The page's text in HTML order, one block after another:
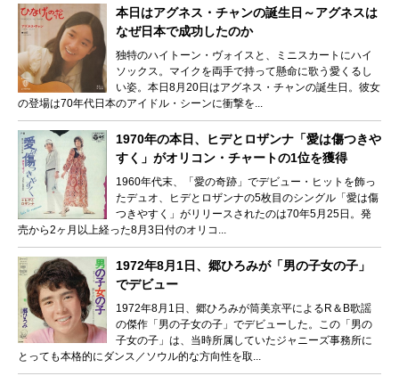
本日はアグネス・チャンの誕生日～アグネスは
なぜ日本で成功したのか
独特のハイトーン・ヴォイスと、ミニスカートにハイ
ソックス。マイクを両手で持って懸命に歌う愛くるし
い姿。本日8月20日はアグネス・チャンの誕生日。彼女
の登場は70年代日本のアイドル・シーンに衝撃を...
1970年の本日、ヒデとロザンナ「愛は傷つきや
すく」がオリコン・チャートの1位を獲得
1960年代末、「愛の奇跡」でデビュー・ヒットを飾っ
たデュオ、ヒデとロザンナの5枚目のシングル「愛は傷
つきやすく」がリリースされたのは70年5月25日。発
売から2ヶ月以上経った8月3日付のオリコ...
1972年8月1日、郷ひろみが「男の子女の子」
でデビュー
1972年8月1日、郷ひろみが筒美京平によるR＆B歌謡
の傑作「男の子女の子」でデビューした。この「男の
子女の子」は、当時所属していたジャニーズ事務所に
とっても本格的にダンス／ソウル的な方向性を取...